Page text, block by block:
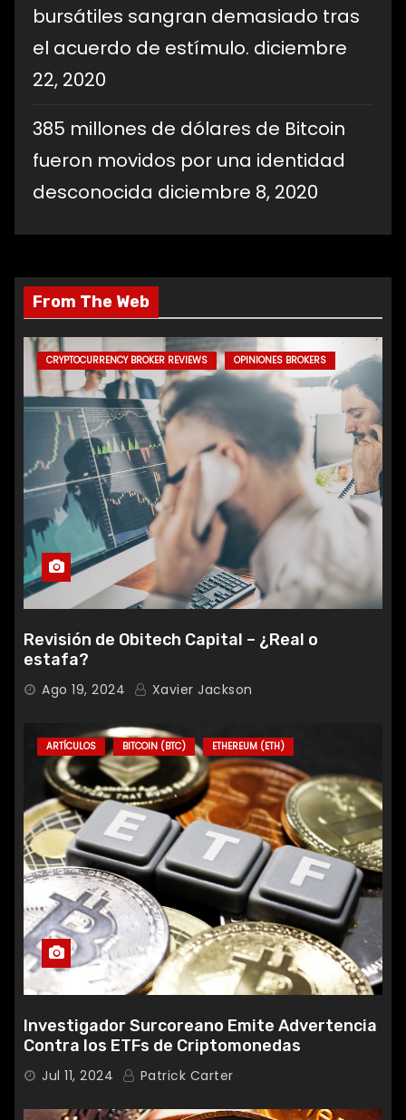
bursátiles sangran demasiado tras
el acuerdo de estímulo. diciembre
22, 2020
385 millones de dólares de Bitcoin
fueron movidos por una identidad
desconocida diciembre 8, 2020
From The Web
CRYPTOCURRENCY BROKER REVIEWS OPINIONES BROKERS
Revisión de Obitech Capital – ¿Real o
estafa?
Ago 19, 2024 Xavier Jackson
ARTÍCULOS BITCOIN (BTC) ETHEREUM (ETH)
Investigador Surcoreano Emite Advertencia
Contra los ETFs de Criptomonedas
Jul 11, 2024 Patrick Carter